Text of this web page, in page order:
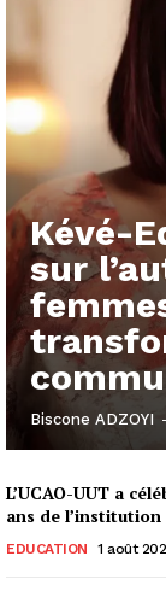
Kévé-
sur
Biscone ADZOYI -
L’UCAO-UUT a
ans de l’institution
EDUCATION 1 août